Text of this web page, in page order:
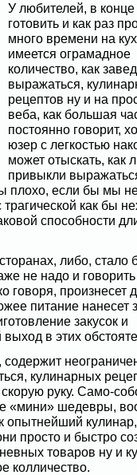
У любителей, в конце
готовить и как раз
много времени на
имеется ограмадное
количество, как
выражаться,
рецептов ну и на
веба, как большая
постоянно говорит,
юзер с легкостью
может отыскать, как
привыкли
плохо, если бы мы
как бы
способности
либо, стало
не надо и
говоря, произнесет
питание нанесет
закусок и
в этих
кулинарных
руку. Само-
«мини» шедевры,
опытнейший
просто и быстро
товаров ну и
колличество.